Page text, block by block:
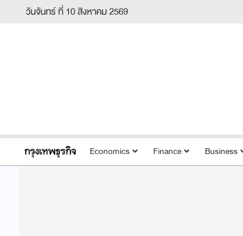
วันจันทร์ ที่ 10 สิงหาคม 2569
Economics Finance Business